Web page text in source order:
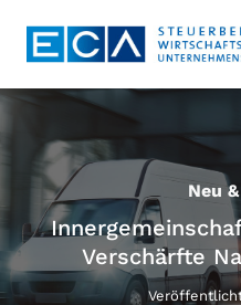
Inhalt
Neu
Verschärfte